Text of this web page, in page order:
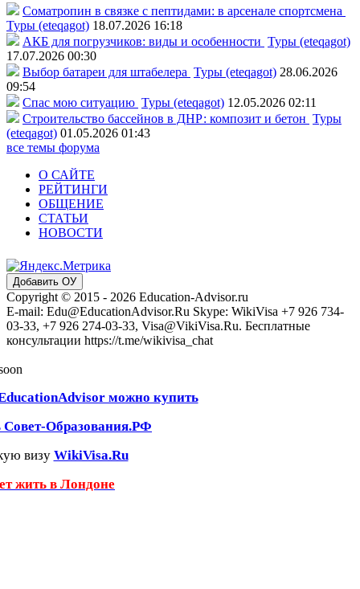
Соматропин в связке с пептидами: в арсенале спортсмена
Туры (eteqagot) 18.07.2026 16:18
АКБ для погрузчиков: виды и особенности Туры (eteqagot)
17.07.2026 00:30
Выбор батареи для штабелера Туры (eteqagot) 28.06.2026
09:54
Спас мою ситуацию Туры (eteqagot) 12.05.2026 02:11
Строительство бассейнов в ДНР: композит и бетон Туры
(eteqagot) 01.05.2026 01:43
все темы форума
О САЙТЕ
РЕЙТИНГИ
ОБЩЕНИЕ
СТАТЬИ
НОВОСТИ
Добавить ОУ
Copyright © 2015 - 2026 Education-Advisor.ru
E-mail: Edu@EducationAdvisor.Ru Skype: WikiVisa +7 926 734-
03-33, +7 926 274-03-33, Visa@VikiVisa.Ru. Бесплатные
консультации https://t.me/wikivisa_chat
можно купить
Совет-Образования.РФ
визу WikiVisa.Ru
жить в Лондоне